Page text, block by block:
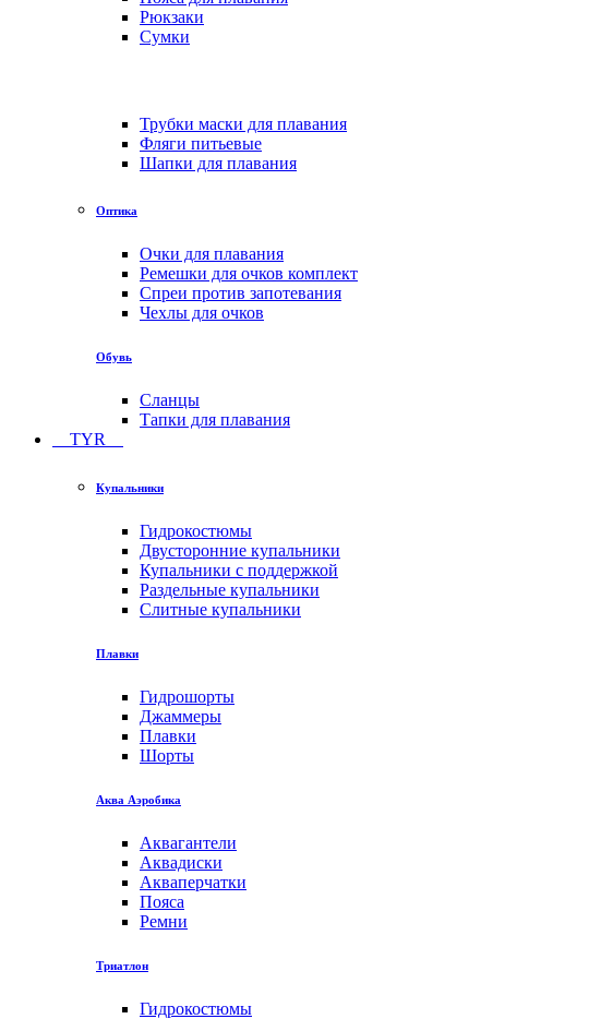
Рюкзаки
Сумки
Трубки маски для плавания
Фляги питьевые
Шапки для плавания
Оптика
Очки для плавания
Ремешки для очков комплект
Спреи против запотевания
Чехлы для очков
Обувь
Сланцы
Тапки для плавания
TYR
Купальники
Гидрокостюмы
Двусторонние купальники
Купальники с поддержкой
Раздельные купальники
Слитные купальники
Плавки
Гидрошорты
Джаммеры
Плавки
Шорты
Аква Аэробика
Аквагантели
Аквадиски
Акваперчатки
Пояса
Ремни
Триатлон
Гидрокостюмы